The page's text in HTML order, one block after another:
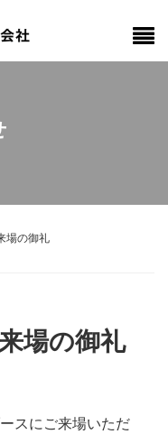
場の御礼
場の御礼
スにご来場いただ